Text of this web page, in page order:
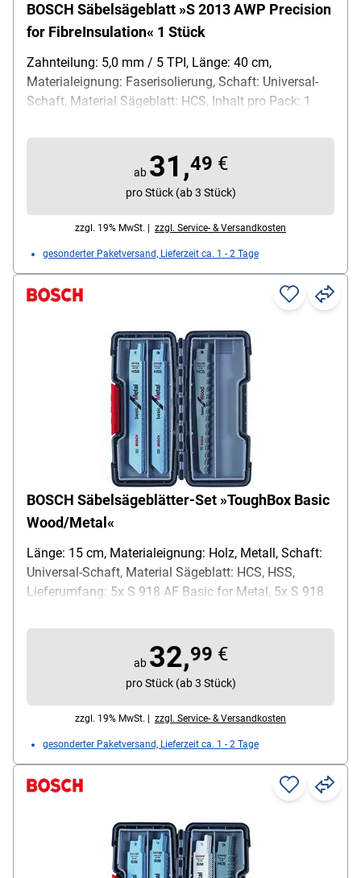
BOSCH Säbelsägeblatt »S 2013 AWP Precision
for FibreInsulation« 1 Stück
Zahnteilung: 5,0 mm / 5 TPI, Länge: 40 cm,
Materialeignung: Faserisolierung, Schaft: Universal-
Schaft, Material Sägeblatt: HCS, Inhalt pro Pack: 1
ab 31,49 €
pro Stück (ab 3 Stück)
zzgl. 19% MwSt. | zzgl. Service- & Versandkosten
gesonderter Paketversand, Lieferzeit ca. 1 - 2 Tage
BOSCH Säbelsägeblätter-Set »ToughBox Basic
Wood/Metal«
Länge: 15 cm, Materialeignung: Holz, Metall, Schaft:
Universal-Schaft, Material Sägeblatt: HCS, HSS,
Lieferumfang: 5x S 918 AF Basic for Metal, 5x S 918
ab 32,99 €
pro Stück (ab 3 Stück)
zzgl. 19% MwSt. | zzgl. Service- & Versandkosten
gesonderter Paketversand, Lieferzeit ca. 1 - 2 Tage